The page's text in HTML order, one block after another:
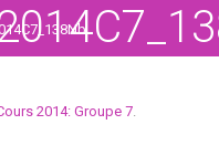
2014: Groupe 7.